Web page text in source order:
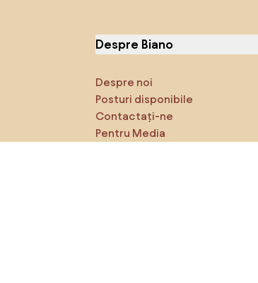
Despre Biano
Despre noi
Posturi disponibile
Contactați-ne
Pentru Media